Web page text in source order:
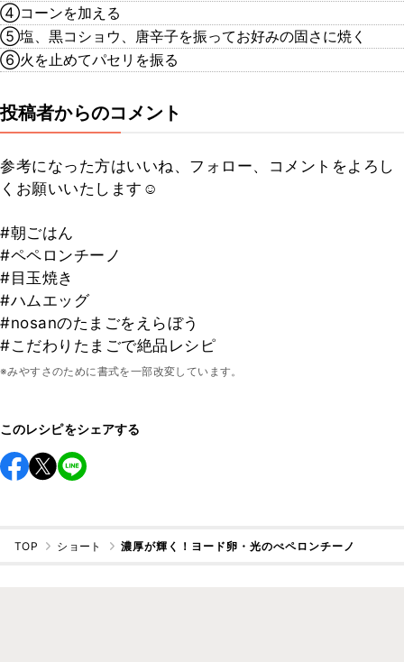
④コーンを加える
⑤塩、黒コショウ、唐辛子を振ってお好みの固さに焼く
⑥火を止めてパセリを振る
投稿者からのコメント
参考になった方はいいね、フォロー、コメントをよろし
くお願いいたします☺
#朝ごはん
#ペペロンチーノ
#目玉焼き
#ハムエッグ
#nosanのたまごをえらぼう
#こだわりたまごで絶品レシピ
※みやすさのために書式を一部改変しています。
このレシピをシェアする
TOP ショート 濃厚が輝く！ヨード卵・光のぺペロンチーノ